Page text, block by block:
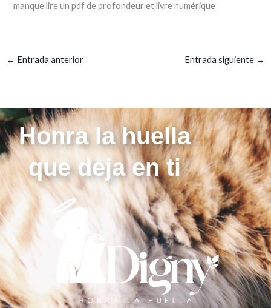
manque lire un pdf de profondeur et livre numérique
← Entrada anterior Entrada siguiente →
Honra la huella
que deja en ti